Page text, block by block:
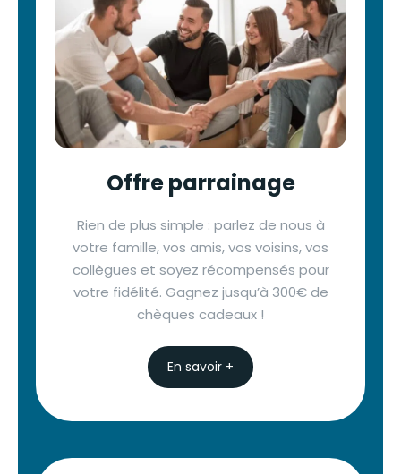
Offre parrainage
Rien de plus simple : parlez de nous à
votre famille, vos amis, vos voisins, vos
collègues et soyez récompensés pour
votre fidélité. Gagnez jusqu’à 300€ de
chèques cadeaux !
En savoir +